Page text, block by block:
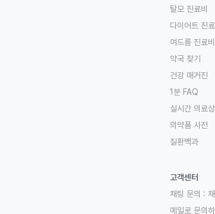
탈모 진료비
다이어트 진
여드름 진료비
약국 찾기
건강 매거진
1분 FAQ
실시간 의료
의약품 사전
질환백과
고객센터
채팅 문의 :
메일로 문의